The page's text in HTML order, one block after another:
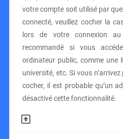
votre compte soit utilisé par
connecté, veuillez cocher la
lors de votre connexion
recommandé si vous
ordinateur public, comme une
université, etc. Si vous
cocher, il est probable qu’un
désactivé cette fonctionnalité.